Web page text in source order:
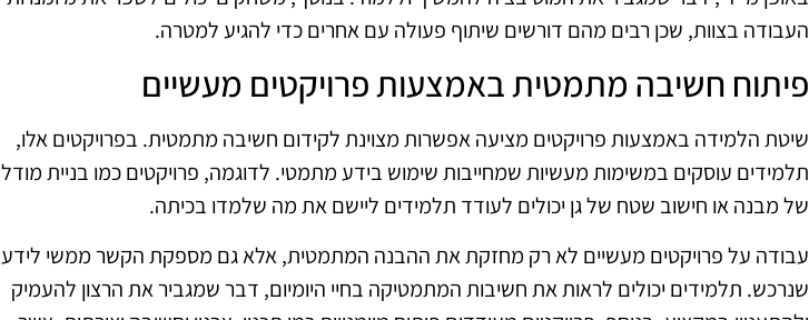
העבודה בצוות, שכן רבים מהם דורשים שיתוף פעולה עם אחרים כדי להגיע למטרה.
פיתוח חשיבה מתמטית באמצעות פרויקטים מעשיים
שיטת הלמידה באמצעות פרויקטים מציעה אפשרות מצוינת לקידום חשיבה מתמטית. בפרויקטים אלו,
תלמידים עוסקים במשימות מעשיות שמחייבות שימוש בידע מתמטי. לדוגמה, פרויקטים כמו בניית מודל
של מבנה או חישוב שטח של גן יכולים לעודד תלמידים ליישם את מה שלמדו בכיתה.
עבודה על פרויקטים מעשיים לא רק מחזקת את ההבנה המתמטית, אלא גם מספקת הקשר ממשי לידע
שנרכש. תלמידים יכולים לראות את חשיבות המתמטיקה בחיי היומיום, דבר שמגביר את הרצון להעמיק